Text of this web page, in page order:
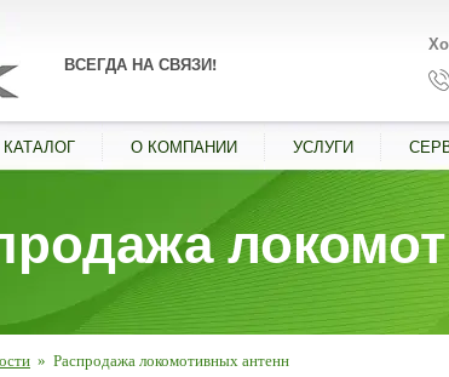
ВСЕГДА НА СВЯЗИ!
КАТАЛОГ О КОМПАНИИ УСЛУГИ
» Распродажа локомотивных антенн